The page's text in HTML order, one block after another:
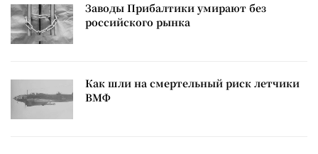
Заводы Прибалтики умирают без
российского рынка
Как шли на смертельный риск летчики
ВМФ